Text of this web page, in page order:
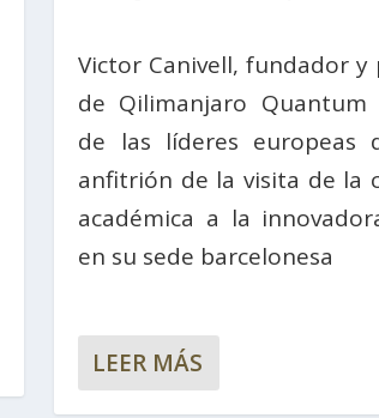
Victor Canivell, fundador y
de Qilimanjaro Quantum
de las líderes europeas
anfitrión de la visita de la
académica a la
en su sede barcelonesa
LEER MÁS